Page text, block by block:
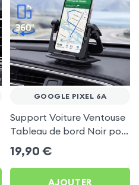
GOOGLE PIXEL 6A
Support Voiture Ventouse
Tableau de bord Noir pour
Google Pixel 6a
19,90 €
AJOUTER